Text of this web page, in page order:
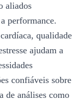
aliados
performance.
qualidade
ajudam a
confiáveis sobre
de análises como